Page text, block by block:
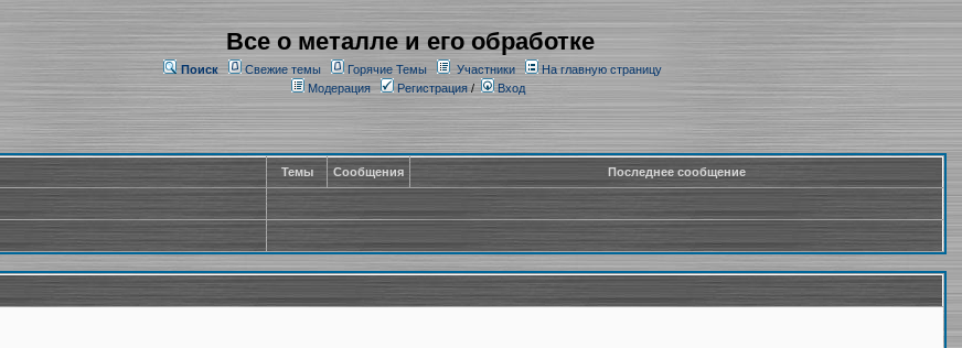
Все о металле и его обработке
Поиск Свежие темы Горячие Темы Участники
На главную страницу
Модерация
Регистрация/ Вход
Темы Сообщения Последнее сообщение